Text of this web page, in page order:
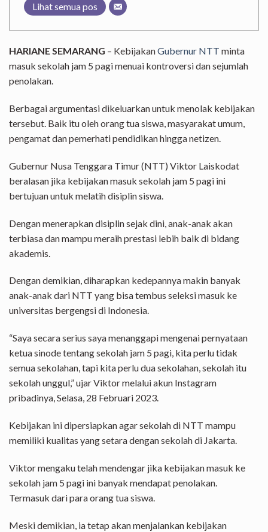
Lihat semua pos
HARIANE SEMARANG – KebijakanGubernur NTT minta
masuk sekolah jam 5 pagi menuai kontroversi dan sejumlah
penolakan.
Berbagai argumentasi dikeluarkan untuk menolak kebijakan
tersebut. Baik itu oleh orang tua siswa, masyarakat umum,
pengamat dan pemerhati pendidikan hingga netizen.
Gubernur Nusa Tenggara Timur (NTT) Viktor Laiskodat
beralasan jika kebijakan masuk sekolah jam 5 pagi ini
bertujuan untuk melatih disiplin siswa.
Dengan menerapkan disiplin sejak dini, anak-anak akan
terbiasa dan mampu meraih prestasi lebih baik di bidang
akademis.
Dengan demikian, diharapkan kedepannya makin banyak
anak-anak dari NTT yang bisa tembus seleksi masuk ke
universitas bergengsi di Indonesia.
“Saya secara serius saya menanggapi mengenai pernyataan
ketua sinode tentang sekolah jam 5 pagi, kita perlu tidak
semua sekolahan, tapi kita perlu dua sekolahan, sekolah itu
sekolah unggul,” ujar Viktor melalui akun Instagram
pribadinya, Selasa, 28 Februari 2023.
Kebijakan ini dipersiapkan agar sekolah di NTT mampu
memiliki kualitas yang setara dengan sekolah di Jakarta.
Viktor mengaku telah mendengar jika kebijakan masuk ke
sekolah jam 5 pagi ini banyak mendapat penolakan.
Termasuk dari para orang tua siswa.
Meski demikian, ia tetap akan menjalankan kebijakan